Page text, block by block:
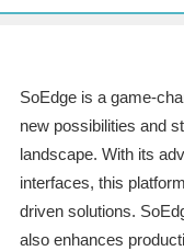
SoEdge is a game-
new possibilities and
landscape. With its
interfaces, this
driven solutions.
also enhances